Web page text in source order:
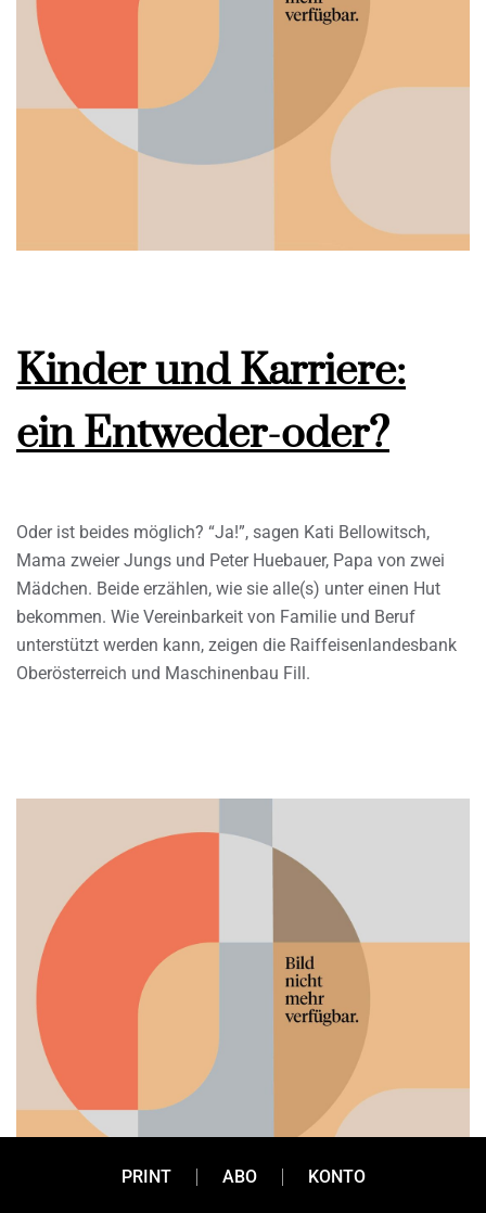
Kinder und Karriere:
ein Entweder-oder?
Oder ist beides möglich? “Ja!”, sagen Kati Bellowitsch,
Mama zweier Jungs und Peter Huebauer, Papa von zwei
Mädchen. Beide erzählen, wie sie alle(s) unter einen Hut
bekommen. Wie Vereinbarkeit von Familie und Beruf
unterstützt werden kann, zeigen die Raiffeisenlandesbank
Oberösterreich und Maschinenbau Fill.
PRINT ABO KONTO